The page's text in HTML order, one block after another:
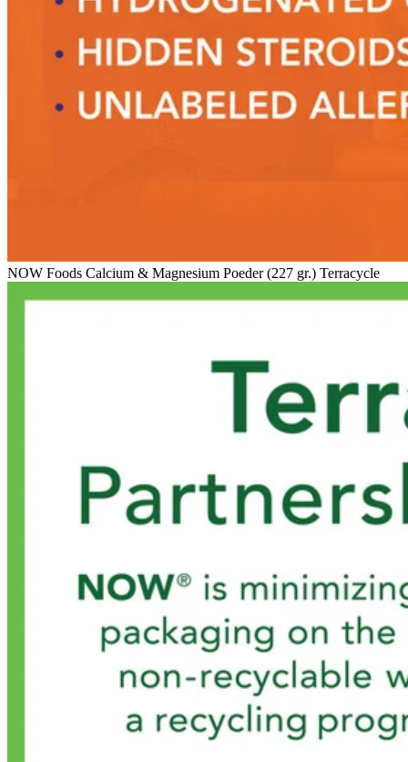
NOW Foods Calcium & Magnesium Poeder (227 gr.) Terracycle